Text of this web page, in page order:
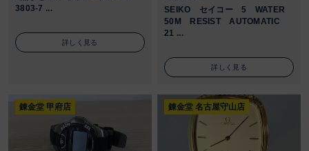
3803-7 ...
詳しく見る
SEIKO セイコー 5 WATER
50M RESIST AUTOMATIC
21 ...
詳しく見る
錬金堂 甲府店 錬金堂 名古屋守山店